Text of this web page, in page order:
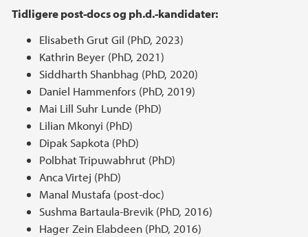
Tidligere post-docs og ph.d.-kandidater:
Elisabeth Grut Gil (PhD, 2023)
Kathrin Beyer (PhD, 2021)
Siddharth Shanbhag (PhD, 2020)
Daniel Hammenfors (PhD, 2019)
Mai Lill Suhr Lunde (PhD)
Lilian Mkonyi (PhD)
Dipak Sapkota (PhD)
Polbhat Tripuwabhrut (PhD)
Anca Virtej (PhD)
Manal Mustafa (post-doc)
Sushma Bartaula-Brevik (PhD, 2016)
Hager Zein Elabdeen (PhD, 2016)